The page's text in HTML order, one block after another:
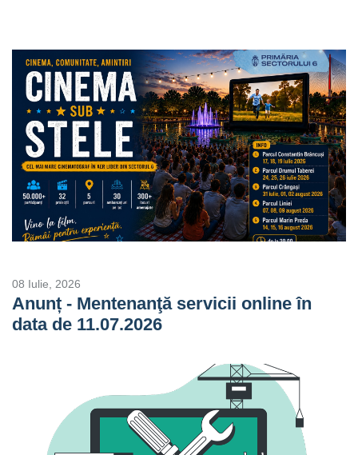
08 Iulie, 2026
Anunț - Mentenanţă servicii online în
data de 11.07.2026